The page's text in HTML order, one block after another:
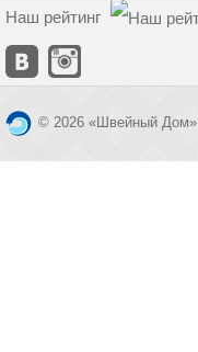
Наш рейтинг
© 2026 «Швейный Дом»